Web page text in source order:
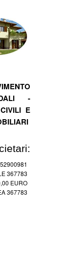
-
E
367783
EURO
367783